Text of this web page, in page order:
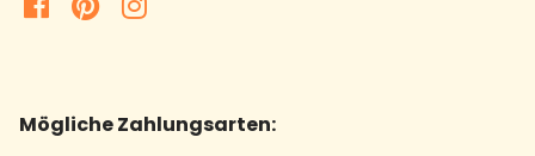
Mögliche Zahlungsarten: